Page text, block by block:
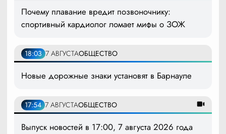
Почему плавание вредит позвоночнику:
спортивный кардиолог ломает мифы о ЗОЖ
18:03 7 АВГУСТАОБЩЕСТВО
Новые дорожные знаки установят в Барнауле
17:54 7 АВГУСТАОБЩЕСТВО
Выпуск новостей в 17:00, 7 августа 2026 года